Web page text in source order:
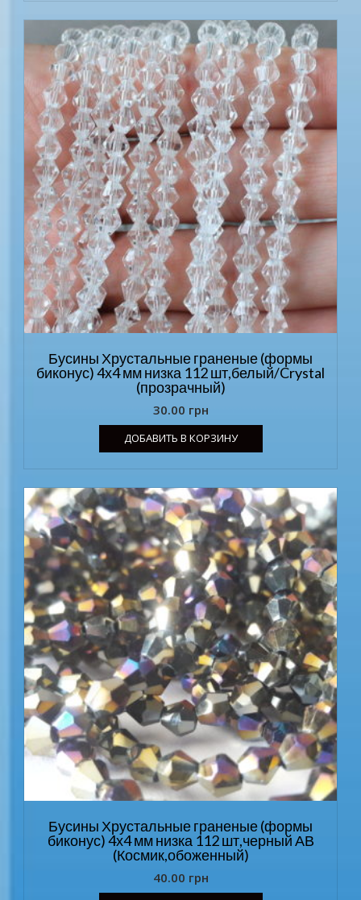
Бусины Хрустальные граненые (формы
биконус) 4х4 мм низка 112 шт,белый/Crystal
(прозрачный)
30.00 грн
ДОБАВИТЬ В КОРЗИНУ
Бусины Хрустальные граненые (формы
биконус) 4х4 мм низка 112 шт,черный АВ
(Космик,обоженный)
40.00 грн